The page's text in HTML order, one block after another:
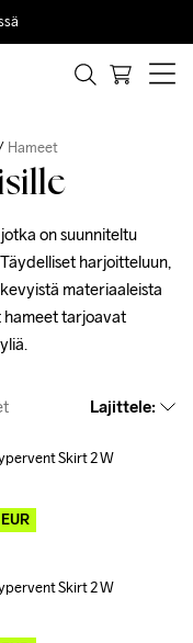
Hameet
on suunniteltu
harjoitteluun,
materiaaleista
hameet tarjoavat
Lajittele:
Skirt 2 W
EUR
Skirt 2 W